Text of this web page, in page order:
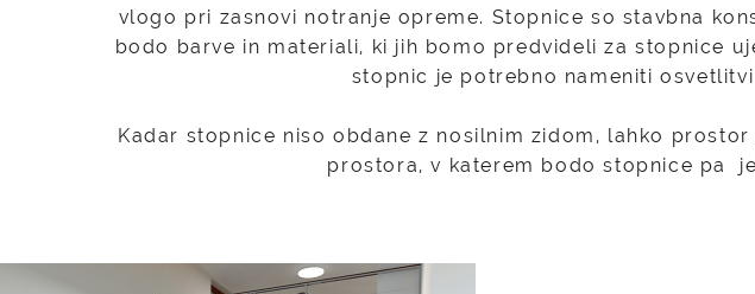
vlogo pri zasnovi notranje opreme. Stopnice so stavbna
bodo barve in materiali, ki jih bomo predvideli za stopnice
stopnic je potrebno nameniti
Kadar stopnice niso obdane z nosilnim zidom, lahko
prostora, v katerem bodo stopnice pa